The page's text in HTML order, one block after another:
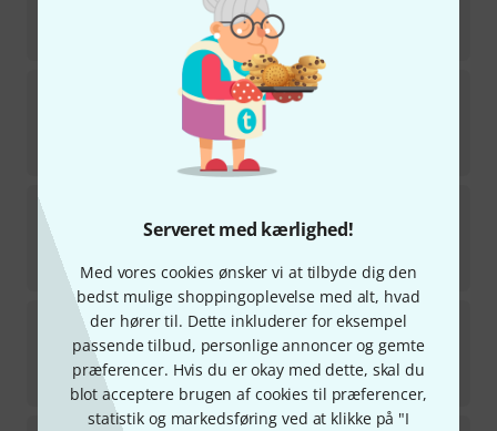
Serveret med kærlighed!
Med vores cookies ønsker vi at tilbyde dig den
bedst mulige shoppingoplevelse med alt, hvad
der hører til. Dette inkluderer for eksempel
passende tilbud, personlige annoncer og gemte
præferencer. Hvis du er okay med dette, skal du
blot acceptere brugen af cookies til præferencer,
statistik og markedsføring ved at klikke på "I
kr
GibsonLP 57 Custom 3PU Bigsby VOS
på lager
kr
3
52.590kr
Gibson SG Custom EB GH
5
på lager
33.690 kr